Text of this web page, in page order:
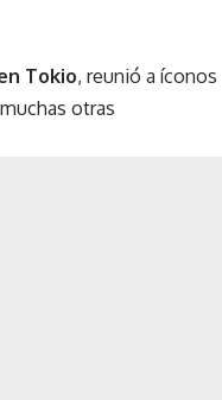
Tokio, reunió a íconos
otras